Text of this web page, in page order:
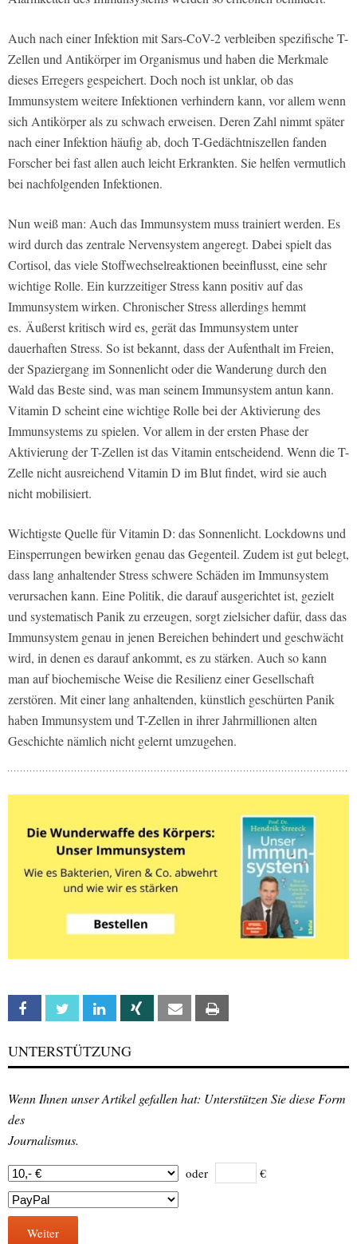
Auch nach einer Infektion mit Sars-CoV-2 verbleiben spezifische T-
Zellen und Antikörper im Organismus und haben die Merkmale
dieses Erregers gespeichert. Doch noch ist unklar, ob das
Immunsystem weitere Infektionen verhindern kann, vor allem wenn
sich Antikörper als zu schwach erweisen. Deren Zahl nimmt später
nach einer Infektion häufig ab, doch T-Gedächtniszellen fanden
Forscher bei fast allen auch leicht Erkrankten. Sie helfen vermutlich
bei nachfolgenden Infektionen.
Nun weiß man: Auch das Immunsystem muss trainiert werden. Es
wird durch das zentrale Nervensystem angeregt. Dabei spielt das
Cortisol, das viele Stoffwechselreaktionen beeinflusst, eine sehr
wichtige Rolle. Ein kurzzeitiger Stress kann positiv auf das
Immunsystem wirken. Chronischer Stress allerdings hemmt
es. Äußerst kritisch wird es, gerät das Immunsystem unter
dauerhaften Stress. So ist bekannt, dass der Aufenthalt im Freien,
der Spaziergang im Sonnenlicht oder die Wanderung durch den
Wald das Beste sind, was man seinem Immunsystem antun kann.
Vitamin D scheint eine wichtige Rolle bei der Aktivierung des
Immunsystems zu spielen. Vor allem in der ersten Phase der
Aktivierung der T-Zellen ist das Vitamin entscheidend. Wenn die T-
Zelle nicht ausreichend Vitamin D im Blut findet, wird sie auch
nicht mobilisiert.
Wichtigste Quelle für Vitamin D: das Sonnenlicht. Lockdowns und
Einsperrungen bewirken genau das Gegenteil. Zudem ist gut belegt,
dass lang anhaltender Stress schwere Schäden im Immunsystem
verursachen kann. Eine Politik, die darauf ausgerichtet ist, gezielt
und systematisch Panik zu erzeugen, sorgt zielsicher dafür, dass das
Immunsystem genau in jenen Bereichen behindert und geschwächt
wird, in denen es darauf ankommt, es zu stärken. Auch so kann
man auf biochemische Weise die Resilienz einer Gesellschaft
zerstören. Mit einer lang anhaltenden, künstlich geschürten Panik
haben Immunsystem und T-Zellen in ihrer Jahrmillionen alten
Geschichte nämlich nicht gelernt umzugehen.
Facebook Twitter Linkedin Xing Email
UNTERSTÜTZUNG
Wenn Ihnen unser Artikel gefallen hat: Unterstützen Sie diese Form
des
Journalismus.
oder €
Weiter